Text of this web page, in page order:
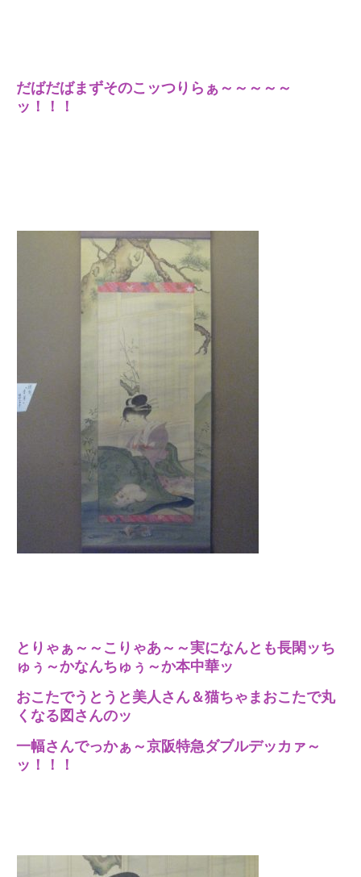
だばだばまずそのこッつりらぁ～～～～～
ッ！！！
とりゃぁ～～こりゃあ～～実になんとも長閑ッち
ゅぅ～かなんちゅぅ～か本中華ッ
おこたでうとうと美人さん＆猫ちゃまおこたで丸
くなる図さんのッ
一幅さんでっかぁ～京阪特急ダブルデッカァ～
ッ！！！